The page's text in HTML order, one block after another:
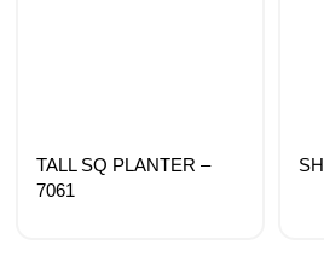
TALL SQ PLANTER –
7061